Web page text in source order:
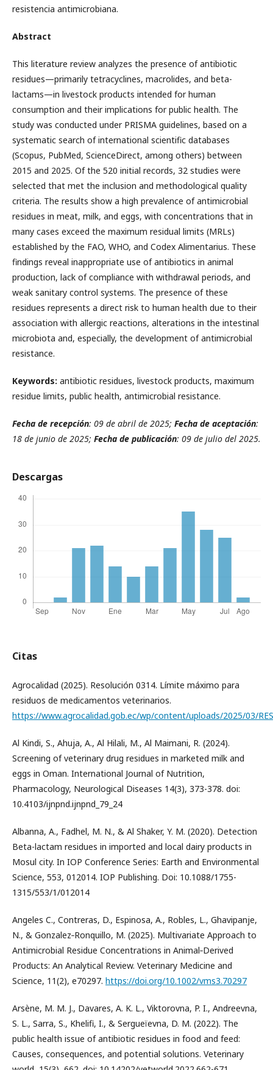
resistencia antimicrobiana.
Abstract
This literature review analyzes the presence of antibiotic
residues—primarily tetracyclines, macrolides, and beta-
lactams—in livestock products intended for human
consumption and their implications for public health. The
study was conducted under PRISMA guidelines, based on a
systematic search of international scientific databases
(Scopus, PubMed, ScienceDirect, among others) between
2015 and 2025. Of the 520 initial records, 32 studies were
selected that met the inclusion and methodological quality
criteria. The results show a high prevalence of antimicrobial
residues in meat, milk, and eggs, with concentrations that in
many cases exceed the maximum residual limits (MRLs)
established by the FAO, WHO, and Codex Alimentarius. These
findings reveal inappropriate use of antibiotics in animal
production, lack of compliance with withdrawal periods, and
weak sanitary control systems. The presence of these
residues represents a direct risk to human health due to their
association with allergic reactions, alterations in the intestinal
microbiota and, especially, the development of antimicrobial
resistance.
Keywords: antibiotic residues, livestock products, maximum
residue limits, public health, antimicrobial resistance.
Fecha de recepción: 09 de abril de 2025; Fecha de aceptación:
18 de junio de 2025; Fecha de publicación: 09 de julio del 2025.
Descargas
Citas
Agrocalidad (2025). Resolución 0314. Límite máximo para
residuos de medicamentos veterinarios.
https://www.agrocalidad.gob.ec/wp/content/uploads/2025/03/
Al Kindi, S., Ahuja, A., Al Hilali, M., Al Maimani, R. (2024).
Screening of veterinary drug residues in marketed milk and
eggs in Oman. International Journal of Nutrition,
Pharmacology, Neurological Diseases 14(3), 373-378. doi:
10.4103/ijnpnd.ijnpnd_79_24
Albanna, A., Fadhel, M. N., & Al Shaker, Y. M. (2020). Detection
Beta-lactam residues in imported and local dairy products in
Mosul city. In IOP Conference Series: Earth and Environmental
Science, 553, 012014. IOP Publishing. Doi: 10.1088/1755-
1315/553/1/012014
Angeles C., Contreras, D., Espinosa, A., Robles, L., Ghavipanje,
N., & Gonzalez‐Ronquillo, M. (2025). Multivariate Approach to
Antimicrobial Residue Concentrations in Animal‐Derived
Products: An Analytical Review. Veterinary Medicine and
Science, 11(2), e70297. https://doi.org/10.1002/vms3.70297
Arsène, M. M. J., Davares, A. K. L., Viktorovna, P. I., Andreevna,
S. L., Sarra, S., Khelifi, I., & Sergueïevna, D. M. (2022). The
public health issue of antibiotic residues in food and feed:
Causes, consequences, and potential solutions. Veterinary